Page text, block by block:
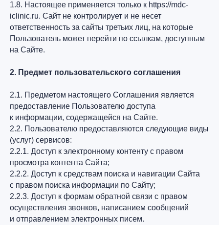
1.8. Настоящее применяется только к https://mdc-
iclinic.ru. Сайт не контролирует и не несет
ответственность за сайты третьих лиц, на которые
Пользователь может перейти по ссылкам, доступным
на Сайте.
2. Предмет пользовательского соглашения
2.1. Предметом настоящего Соглашения является
предоставление Пользователю доступа
к информации, содержащейся на Сайте.
2.2. Пользователю предоставляются следующие виды
(услуг) сервисов:
2.2.1. Доступ к электронному контенту с правом
просмотра контента Сайта;
2.2.2. Доступ к средствам поиска и навигации Сайта
с правом поиска информации по Сайту;
2.2.3. Доступ к формам обратной связи с правом
осуществления звонков, написанием сообщений
и отправлением электронных писем.